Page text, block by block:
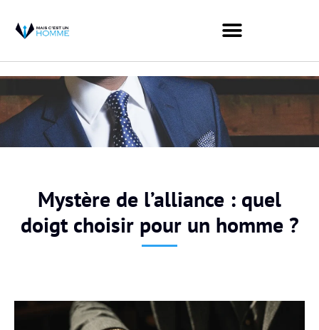
Mystère de l’alliance : quel
doigt choisir pour un homme ?